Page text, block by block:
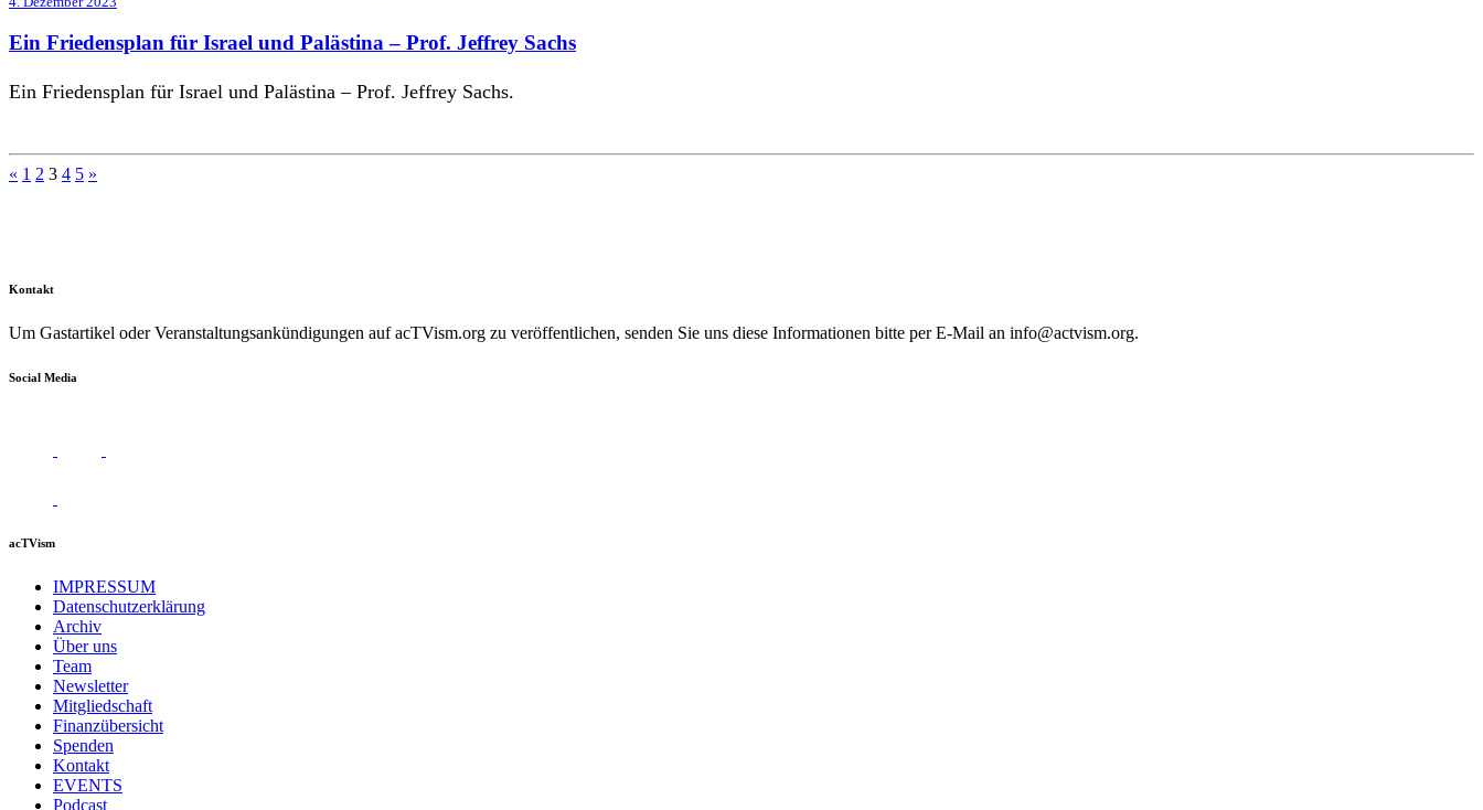
Ein Friedensplan für Israel und Palästina – Prof. Jeffrey Sachs
Ein Friedensplan für Israel und Palästina – Prof. Jeffrey Sachs.
Seitennummerierung
« 1 2 3 4 5 »
Kontakt
Um Gastartikel oder Veranstaltungsankündigungen auf acTVism.org zu veröffentlichen, senden Sie uns diese Informationen bitte per E-Mail an info@actvism.org.
Social Media
acTVism
IMPRESSUM
Datenschutzerklärung
Archiv
Über uns
Team
Newsletter
Mitgliedschaft
Finanzübersicht
Spenden
Kontakt
EVENTS
Podcast